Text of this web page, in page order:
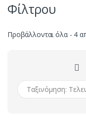
Φίλτρου
Προβάλλονται όλα - 4